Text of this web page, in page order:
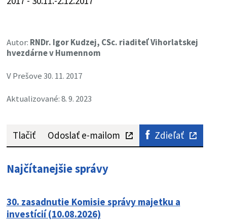
Autor: RNDr. Igor Kudzej, CSc. riaditeľ Vihorlatskej
hvezdárne v Humennom
V Prešove 30. 11. 2017
Aktualizované: 8. 9. 2023
Tlačiť Odoslať e-mailom Zdieľať
Najčítanejšie správy
30. zasadnutie Komisie správy majetku a
investícií (10.08.2026)